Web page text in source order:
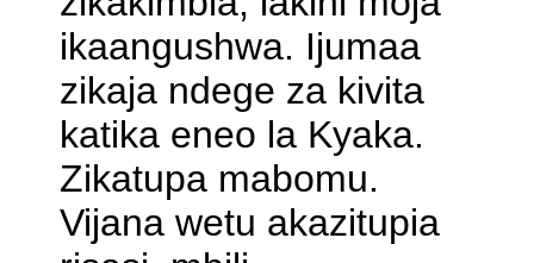
ikaangushwa. Ijumaa
zikaja ndege za kivita
katika eneo la Kyaka.
Zikatupa mabomu.
Vijana wetu akazitupia